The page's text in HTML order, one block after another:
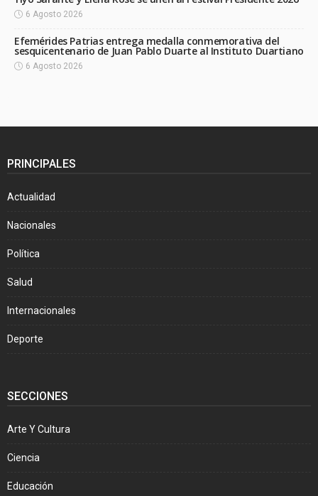
6 Agosto 2026
Efemérides Patrias entrega medalla conmemorativa del
sesquicentenario de Juan Pablo Duarte al Instituto Duartiano
6 Agosto 2026
PRINCIPALES
Actualidad
Nacionales
Política
Salud
Internacionales
Deporte
SECCIONES
Arte Y Cultura
Ciencia
Educación